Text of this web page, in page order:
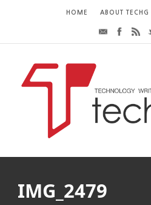
HOME ABOUT TECHG
IMG_2479